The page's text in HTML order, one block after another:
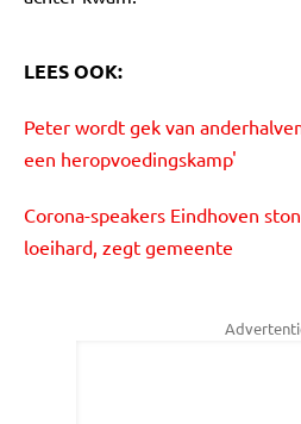
LEES OOK:
Peter wordt gek van
een heropvoedingskamp'
Corona-speakers Eindhoven
loeihard, zegt gemeente